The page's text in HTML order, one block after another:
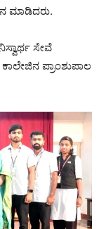
ಮಾಡಿದರು.
ಸೇವೆ
ಪ್ರಾಂಶುಪಾಲ